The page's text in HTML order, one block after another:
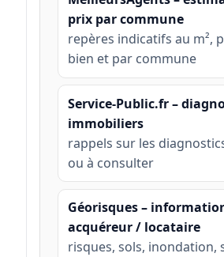
prix par commune
repères indicatifs au m²,
bien et par commune
Service-Public.fr –
immobiliers
rappels sur les
ou à consulter
Géorisques –
acquéreur / locataire
risques, sols, inondation,